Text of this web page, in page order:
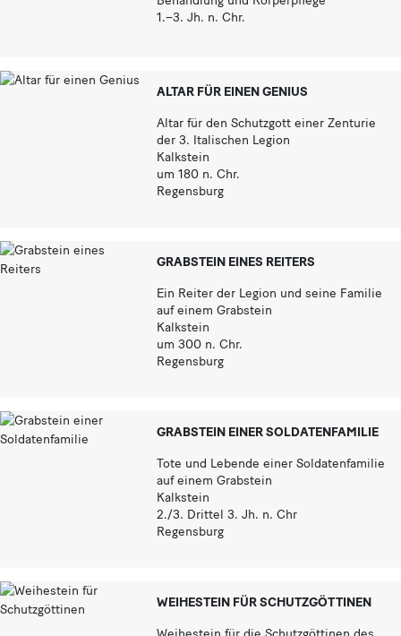
1.–3. Jh. n. Chr.
ALTAR FÜR EINEN GENIUS
Altar für den Schutzgott einer Zenturie
der 3. Italischen Legion
Kalkstein
um 180 n. Chr.
Regensburg
GRABSTEIN EINES REITERS
Ein Reiter der Legion und seine Familie
auf einem Grabstein
Kalkstein
um 300 n. Chr.
Regensburg
GRABSTEIN EINER SOLDATENFAMILIE
Tote und Lebende einer Soldatenfamilie
auf einem Grabstein
Kalkstein
2./3. Drittel 3. Jh. n. Chr
Regensburg
WEIHESTEIN FÜR SCHUTZGÖTTINEN